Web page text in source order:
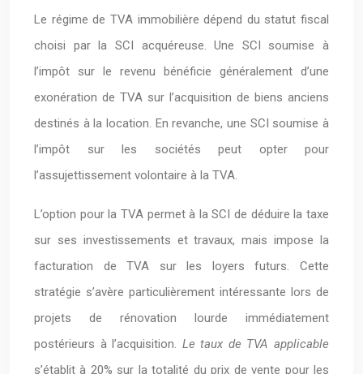
Le régime de TVA immobilière dépend du statut fiscal
choisi par la SCI acquéreuse. Une SCI soumise à
l’impôt sur le revenu bénéficie généralement d’une
exonération de TVA sur l’acquisition de biens anciens
destinés à la location. En revanche, une SCI soumise à
l’impôt sur les sociétés peut opter pour
l’assujettissement volontaire à la TVA.
L’option pour la TVA permet à la SCI de déduire la taxe
sur ses investissements et travaux, mais impose la
facturation de TVA sur les loyers futurs. Cette
stratégie s’avère particulièrement intéressante lors de
projets de rénovation lourde immédiatement
postérieurs à l’acquisition. Le taux de TVA applicable
s’établit à 20% sur la totalité du prix de vente pour les